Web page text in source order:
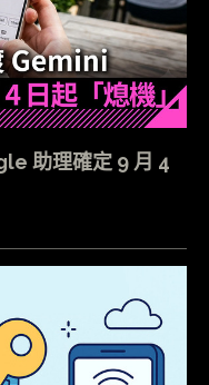
助理確定 9 月 4